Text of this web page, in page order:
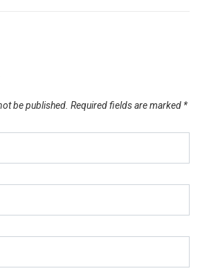
be published. Required fields are marked *